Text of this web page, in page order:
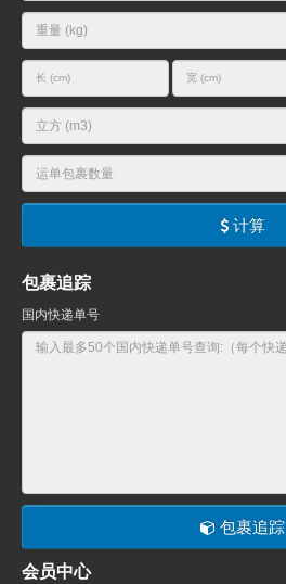
计算
包裹追踪
国内快递单号
包裹追踪
会员中心